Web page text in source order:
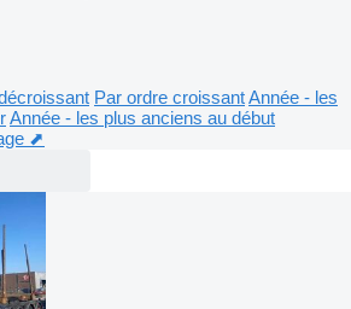
Par ordre croissantAnnée - les
Année - les plus anciens au début
⬈